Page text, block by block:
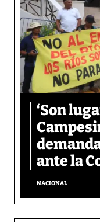
‘Son
ante la
NACIONAL